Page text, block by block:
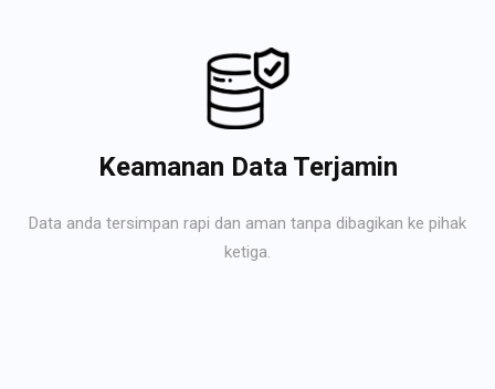
Keamanan Data Terjamin
Data anda tersimpan rapi dan aman tanpa dibagikan ke pihak
ketiga.